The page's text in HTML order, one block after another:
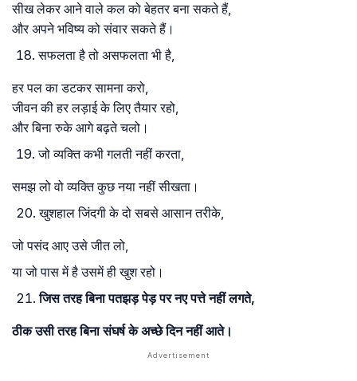
सीख लेकर आने वाले कल को बेहतर बना सकते हैं,
और अपने भविष्य को संवार सकते हैं।
सफलता है तो असफलता भी है,
हर पल का डटकर सामना करो,
जीवन की हर लड़ाई के लिए तैयार रहो,
और बिना रुके आगे बढ़ते चलो।
जो व्यक्ति कभी गलती नहीं करता,
समझ लो वो व्यक्ति कुछ नया नहीं सीखता।
खुशहाल जिंदगी के दो सबसे आसान तरीके,
जो पसंद आए उसे जीत लो,
या जो पास में है उसमें ही खुश रहो।
जिस तरह बिना पतझड़ पेड़ पर नए पत्ते नहीं लगते,
ठीक उसी तरह बिना संघर्ष के अच्छे दिन नहीं आते।